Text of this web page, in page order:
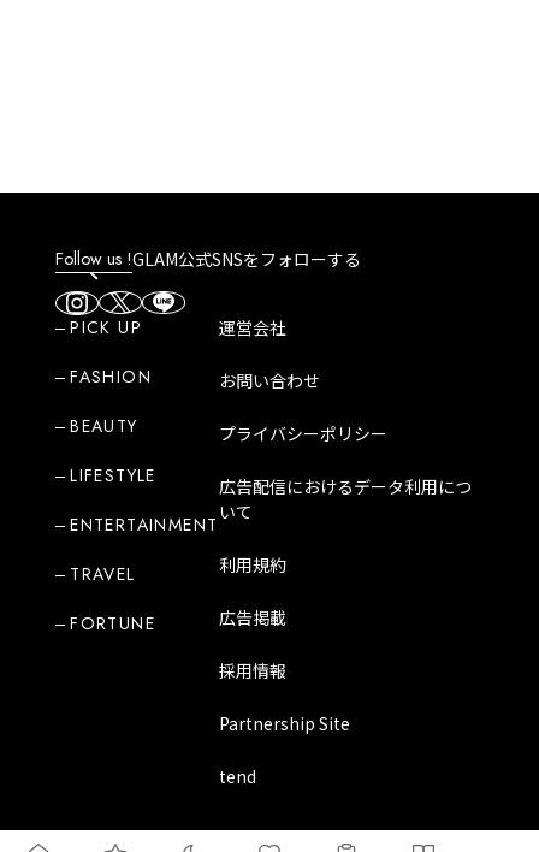
Follow us !GLAM公式SNSをフォローする
PICK UP
FASHION
BEAUTY
LIFESTYLE
ENTERTAINMENT
TRAVEL
FORTUNE
運営会社
お問い合わせ
プライバシーポリシー
広告配信におけるデータ利用につ
いて
利用規約
広告掲載
採用情報
Partnership Site
tend